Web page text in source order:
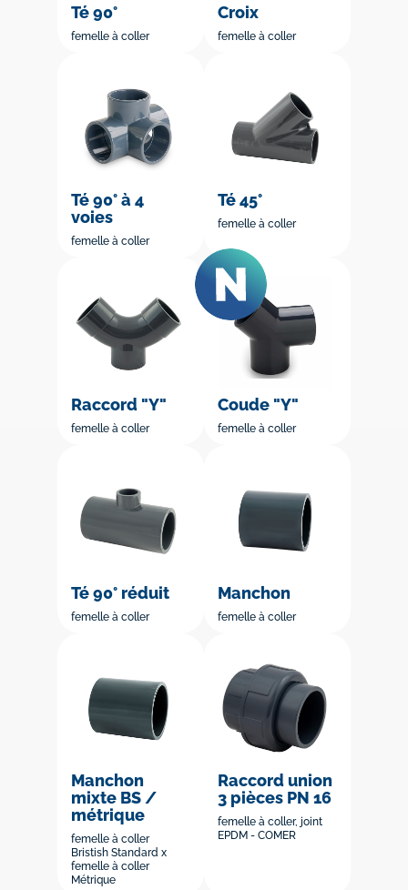
Té 90°
femelle à coller
Croix
femelle à coller
Té 90° à 4
voies
femelle à coller
Té 45°
femelle à coller
Raccord "Y"
femelle à coller
Coude "Y"
femelle à coller
Té 90° réduit
femelle à coller
Manchon
femelle à coller
Manchon
mixte BS /
métrique
femelle à coller
Bristish Standard x
femelle à coller
Métrique
Raccord union
3 pièces PN 16
femelle à coller, joint
EPDM - COMER